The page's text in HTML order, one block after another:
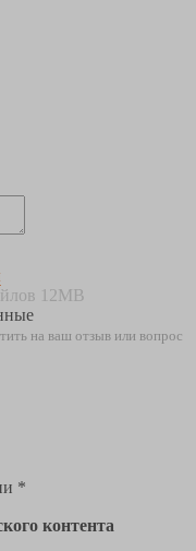
12MB
на ваш отзыв или вопрос
*
контента